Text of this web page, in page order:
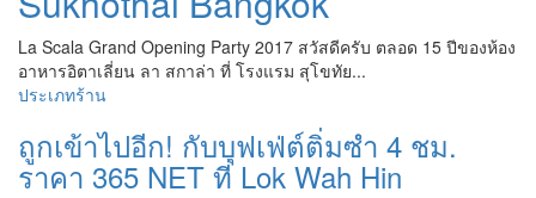
La Scala Grand Opening Party 2017 สวัสดีครับ ตลอด 15 ปีของห้อง
อาหารอิตาเลี่ยน ลา สกาล่า ที่ โรงแรม สุโขทัย...
ประเภทร้าน
ถูกเข้าไปอีก! กับบุฟเฟ่ต์ติ่มซำ 4 ชม.
ราคา 365 NET ที่ Lok Wah Hin